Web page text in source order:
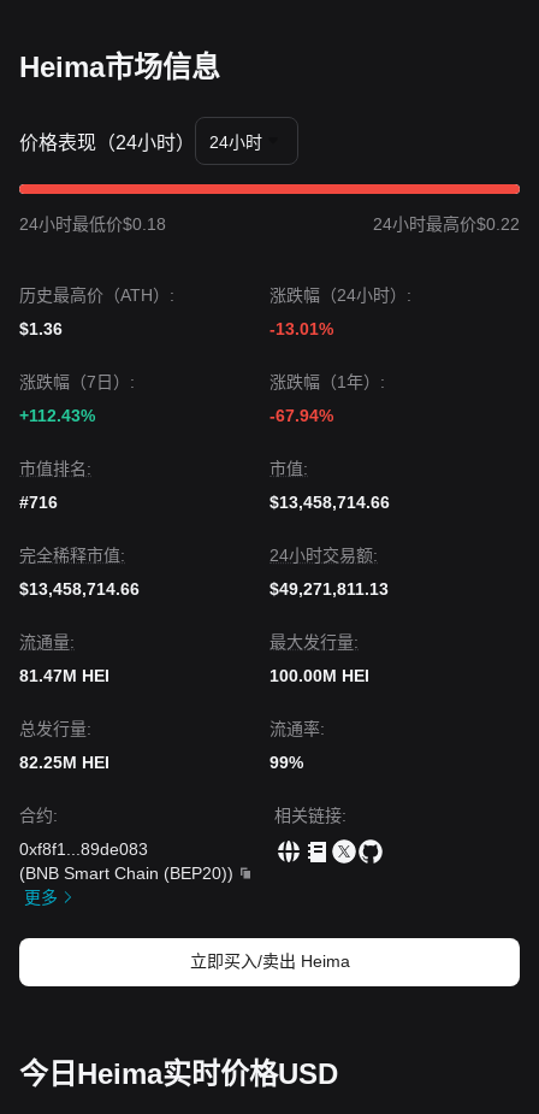
Heima市场信息
价格表现（24小时） 24小时
24小时最低价$0.18 24小时最高价$0.22
历史最高价（ATH）:
$1.36
涨跌幅（24小时）:
-13.01%
涨跌幅（7日）:
+112.43%
涨跌幅（1年）:
-67.94%
市值排名:
#716
市值:
$13,458,714.66
完全稀释市值:
$13,458,714.66
24小时交易额:
$49,271,811.13
流通量:
81.47M HEI
最大发行量:
100.00M HEI
总发行量:
82.25M HEI
流通率:
99%
合约:
0xf8f1
89de083
(BNB Smart Chain (BEP20))
更多
相关链接:
立即买入/卖出 Heima
今日Heima实时价格USD